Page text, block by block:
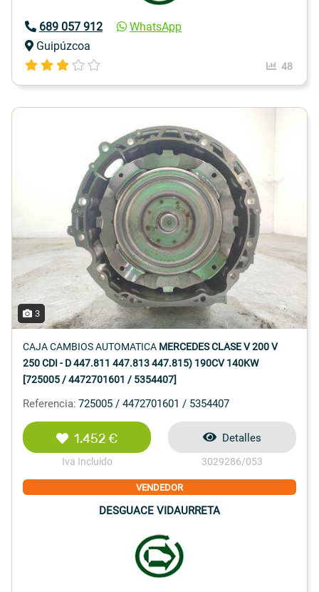
689 057 912
WhatsApp
Guipúzcoa
48
3
CAJA CAMBIOS AUTOMATICA MERCEDES CLASE V 200 V
250 CDI - D 447.811 447.813 447.815) 190CV 140KW
[725005 / 4472701601 / 5354407]
Referencia: 725005 / 4472701601 / 5354407
1.452 €
Iva Incluido
Detalles
3029286/053
VENDEDOR
DESGUACE VIDAURRETA